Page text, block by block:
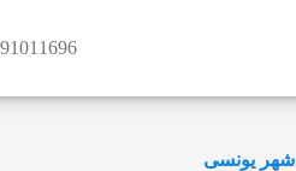
شهر یونسی